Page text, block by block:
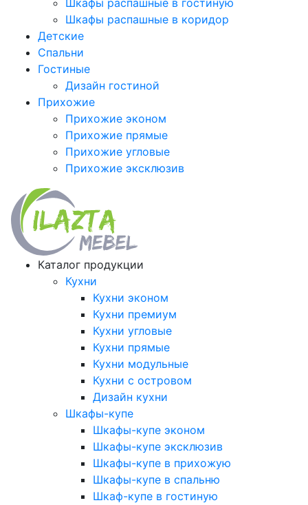
Шкафы распашные в гостиную
Шкафы распашные в коридор
Детские
Спальни
Гостиные
Дизайн гостиной
Прихожие
Прихожие эконом
Прихожие прямые
Прихожие угловые
Прихожие эксклюзив
Каталог продукции
Кухни
Кухни эконом
Кухни премиум
Кухни угловые
Кухни прямые
Кухни модульные
Кухни с островом
Дизайн кухни
Шкафы-купе
Шкафы-купе эконом
Шкафы-купе эксклюзив
Шкафы-купе в прихожую
Шкафы-купе в спальню
Шкаф-купе в гостиную